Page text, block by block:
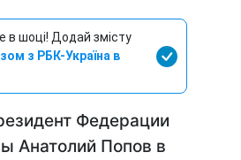
в шоці! Додай змісту
з РБК-Україна в
Федерации
Анатолий Попов в